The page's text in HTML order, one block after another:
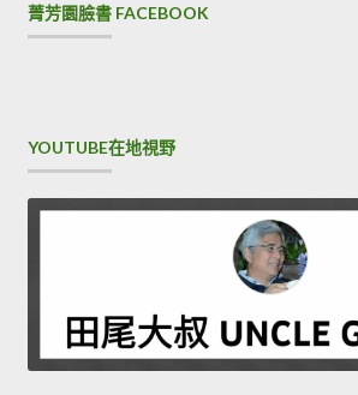
菁芳園臉書 FACEBOOK
YOUTUBE在地視野